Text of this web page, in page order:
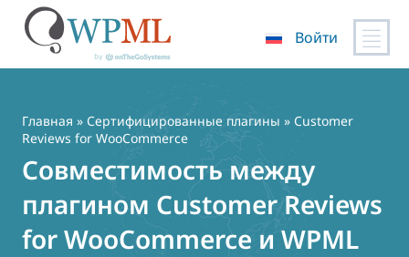
содержимому
Войти
Главная » Сертифицированные плагины » Customer
Reviews for WooCommerce
Совместимость между
плагином Customer Reviews
for WooCommerce и WPML